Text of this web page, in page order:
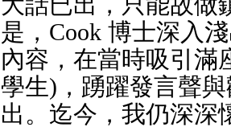
是，Cook 博士深入
內容，在當時吸引滿
學生)，踴躍發言聲
出。迄今，我仍深深